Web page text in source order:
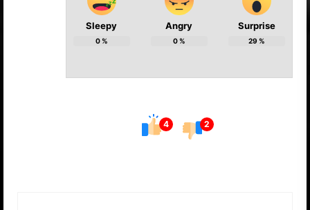
Sleepy
0%
Angry
0%
Surprise
29 %
4 2